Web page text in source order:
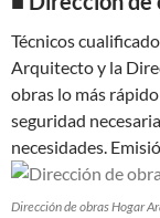
Técnicos
Arquitecto y la
obras lo más
seguridad
necesidades.
Dirección de obras Hogar